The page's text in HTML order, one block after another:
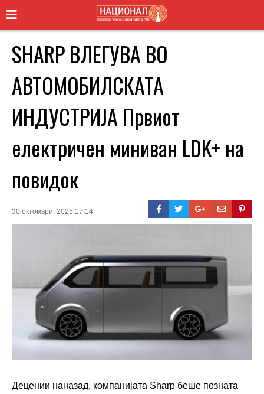
SHARP ВЛЕГУВА ВО
АВТОМОБИЛСКАТА
ИНДУСТРИЈА Првиот
електричен миниван LDK+ на
повидок
30 октомври, 2025 17:14
Децении наназад, компанијата Sharp беше позната